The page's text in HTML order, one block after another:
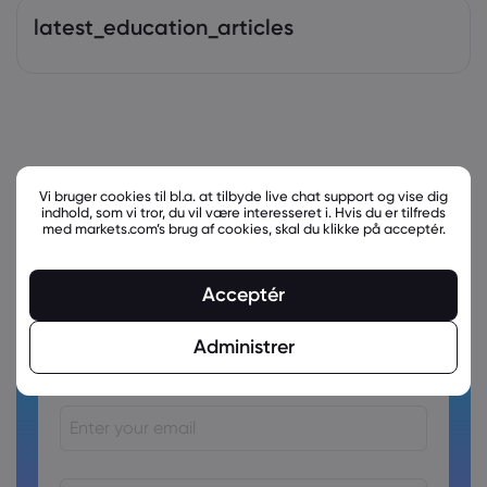
latest_education_articles
Ready to trade?
Vi bruger cookies til bl.a. at tilbyde live chat support og vise dig
indhold, som vi tror, du vil være interesseret i. Hvis du er tilfreds
med markets.com’s brug af cookies, skal du klikke på acceptér.
Acceptér
Administrer